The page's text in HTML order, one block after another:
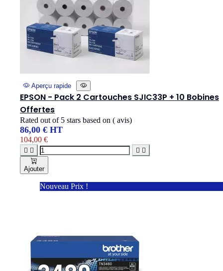
Aperçu rapide
EPSON - Pack 2 Cartouches SJIC33P + 10 Bobines
Offertes
Rated out of 5 stars based on ( avis)
86,00 € HT
104,00 €
   
Ajouter
Nouveau Prix !